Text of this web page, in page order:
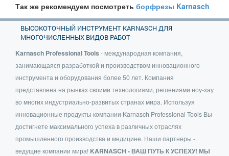
Так же рекомендуем посмотреть борфрезы Karnasch
ВЫСОКОТОЧНЫЙ ИНСТРУМЕНТ KARNASCH ДЛЯ
МНОГОЧИСЛЕННЫХ ВИДОВ РАБОТ
Karnasch Professional Tools- международная компания,
занимающаяся разработкой и производством инновационного
инструмента и оборудования более 50 лет. Компания
представлена на рынках своими технологиями, решениями ноу-хау
во многих индустриально-развитых странах мира. Используя
инновационные продукты компании Karnasch Professional Tools Вы
достигнете максимального успеха в различных отраслях
промышленного производства и медицине. Наши партнеры -
ведущие компании мира! KARNASCH - ВАШ ПУТЬ К УСПЕХУ! МЫ